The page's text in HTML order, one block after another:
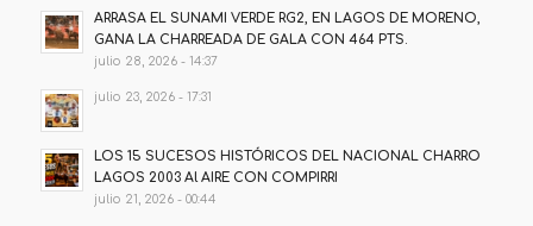
ARRASA EL SUNAMI VERDE RG2, EN LAGOS DE MORENO,
GANA LA CHARREADA DE GALA CON 464 PTS.
julio 28, 2026 - 14:37
julio 23, 2026 - 17:31
LOS 15 SUCESOS HISTÓRICOS DEL NACIONAL CHARRO
LAGOS 2003 Al AIRE CON COMPIRRI
julio 21, 2026 - 00:44